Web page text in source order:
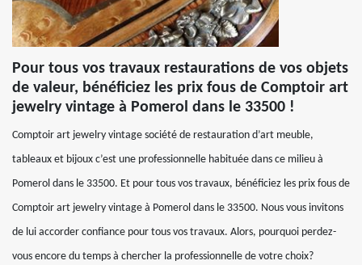
Pour tous vos travaux restaurations de vos objets
de valeur, bénéficiez les prix fous de Comptoir art
jewelry vintage à Pomerol dans le 33500 !
Comptoir art jewelry vintage société de restauration d’art meuble,
tableaux et bijoux c’est une professionnelle habituée dans ce milieu à
Pomerol dans le 33500. Et pour tous vos travaux, bénéficiez les prix fous de
Comptoir art jewelry vintage à Pomerol dans le 33500. Nous vous invitons
de lui accorder confiance pour tous vos travaux. Alors, pourquoi perdez-
vous encore du temps à chercher la professionnelle de votre choix?